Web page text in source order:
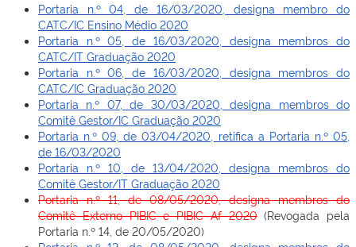
Portaria n.º 04, de 16/03/2020, designa membro do
CATC/IC Ensino Médio 2020
Portaria n.º 05, de 16/03/2020, designa membros do
CATC/IT Graduação 2020
Portaria n.º 06, de 16/03/2020, designa membros do
CATC/IC Graduação 2020
Portaria n.º 07, de 30/03/2020, designa membros do
Comitê Gestor/IC Graduação 2020
Portaria n.º 09, de 03/04/2020, retifica a Portaria n.º 05,
de 16/03/2020
Portaria n.º 10, de 13/04/2020, designa membros do
Comitê Gestor/IT Graduação 2020
Portaria n.º 11, de 08/05/2020, designa membros do
Comitê Externo PIBIC e PIBIC Af 2020(Revogada pela
Portaria n.º 14, de 20/05/2020)